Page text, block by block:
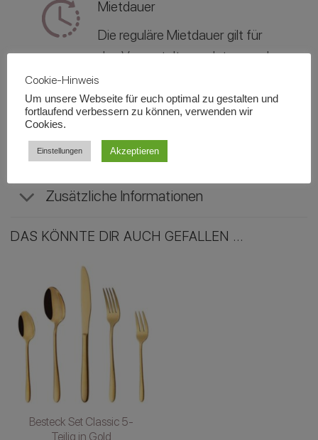
Mietdauer
Die reguläre Mietdauer gilt für
das Veranstaltungsdatum und
beträgt in der Regel zwischen 3
- 5 Tage für eine
Veranstaltung.
Zusätzliche Informationen
DAS KÖNNTE DIR AUCH GEFALLEN …
Besteck Set Classic 5-
Teilig in Gold
Cookie-Hinweis
Um unsere Webseite für euch optimal zu gestalten und
fortlaufend verbessern zu können, verwenden wir
Cookies.
Einstellungen Akzeptieren